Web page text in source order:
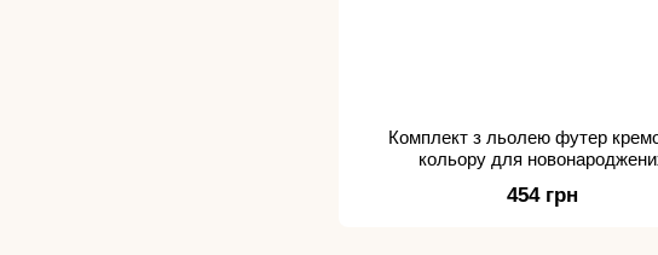
Комплект з льолею футер
кольору для
454 грн